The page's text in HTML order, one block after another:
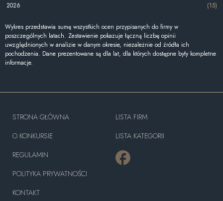
2026
(15)
Wykres przedstawia sumę wszystkich ocen przypisanych do firmy w
poszczególnych latach. Zestawienie pokazuje łączną liczbę opinii
uwzględnionych w analizie w danym okresie, niezależnie od źródła ich
pochodzenia. Dane prezentowane są dla lat, dla których dostępne były kompletne
informacje.
STRONA GŁÓWNA
O KONKURSIE
REGULAMIN
POLITYKA PRYWATNOŚCI
KONTAKT
LISTA FIRM
LISTA KATEGORII